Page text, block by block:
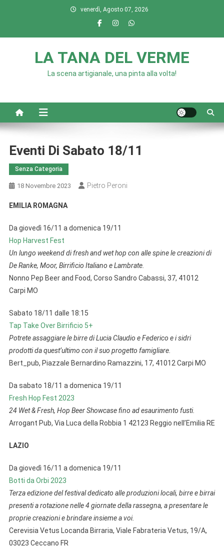
venerdì, Agosto 07, 2026
LA TANA DEL VERME
La scena artigianale, una pinta alla volta!
Eventi Di Sabato 18/11
Senza Categoria
18 Novembre 2023 Pietro Peroni
EMILIA ROMAGNA
Da giovedì 16/11 a domenica 19/11
Hop Harvest Fest
Un lungo weekend di fresh and wet hop con alle spine le creazioni di
De Ranke, Moor, Birrificio Italiano e Lambrate.
Nonno Pep Beer and Food, Corso Sandro Cabassi, 37, 41012
Carpi MO
Sabato 18/11 dalle 18:15
Tap Take Over Birrificio 5+
Potrete assaggiare le birre di Lucia Claudio e Federico e i sidri
prodotti da quest’ultimo con il suo progetto famigliare.
Bert_pub, Piazzale Bernardino Ramazzini, 17, 41012 Carpi MO
Da sabato 18/11 a domenica 19/11
Fresh Hop Fest 2023
24 Wet & Fresh, Hop Beer Showcase fino ad esaurimento fusti.
Arrogant Pub, Via Luca della Robbia 1 42123 Reggio nell’Emilia RE
LAZIO
Da giovedì 16/11 a domenica 19/11
Botti da Orbi 2023
Terza edizione del festival dedicato alle produzioni locali, birre e birrai
presenti a rotazione nelle 4 giornate della rassegna, a presentare le
proprie creazioni e brindare insieme a voi.
Cerevisia Vetus Locanda Birraria, Viale Fabrateria Vetus, 19/A,
03023 Ceccano FR